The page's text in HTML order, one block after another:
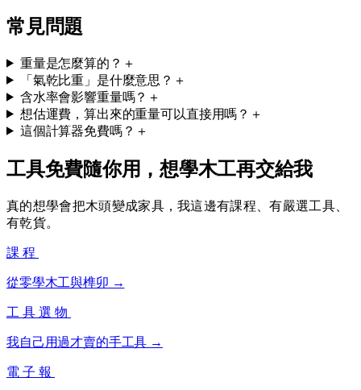
常見問題
重量是怎麼算的？ ＋
「氣乾比重」是什麼意思？ ＋
含水率會影響重量嗎？ ＋
想估運費，算出來的重量可以直接用嗎？ ＋
這個計算器免費嗎？ ＋
工具免費隨你用，想學木工再交給我
真的想學會把木頭變成家具，我這邊有課程、有嚴選工具、
有乾貨。
課程
從零學木工與榫卯 →
工具選物
我自己用過才賣的手工具 →
電子報